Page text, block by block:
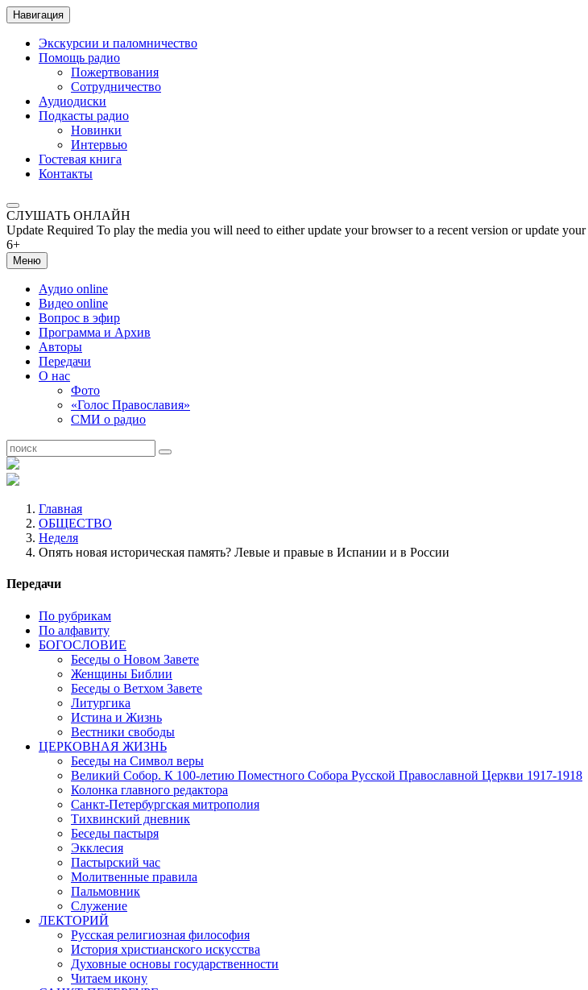
Навигация
Экскурсии и паломничество
Помощь радио
Пожертвования
Сотрудничество
Аудиодиски
Подкасты радио
Новинки
Интервью
Гостевая книга
Контакты
СЛУШАТЬ ОНЛАЙН
Update Required To play the media you will need to either update your browser to a recent version or update your
6+
Меню
Аудио online
Видео online
Вопрос в эфир
Программа и Архив
Авторы
Передачи
О нас
Фото
«Голос Православия»
СМИ о радио
Главная
ОБЩЕСТВО
Неделя
Опять новая историческая память? Левые и правые в Испании и в России
Передачи
По рубрикам
По алфавиту
БОГОСЛОВИЕ
Беседы о Новом Завете
Женщины Библии
Беседы о Ветхом Завете
Литургика
Истина и Жизнь
Вестники свободы
ЦЕРКОВНАЯ ЖИЗНЬ
Беседы на Символ веры
Великий Собор. К 100-летию Поместного Собора Русской Православной Церкви 1917-1918
Колонка главного редактора
Санкт-Петербургская митрополия
Тихвинский дневник
Беседы пастыря
Экклесия
Пастырский час
Молитвенные правила
Пальмовник
Служение
ЛЕКТОРИЙ
Русская религиозная философия
История христианского искусства
Духовные основы государственности
Читаем икону